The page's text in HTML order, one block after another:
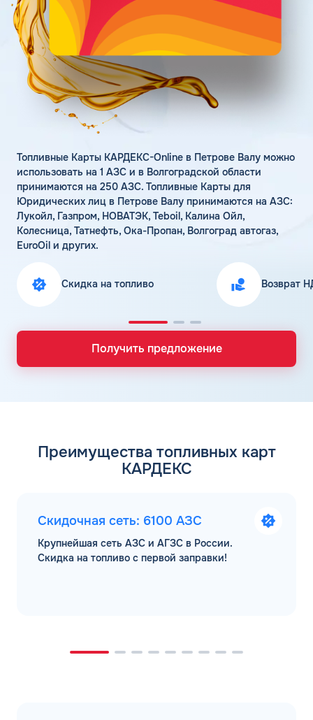
Статьи
Цена бензина и ДТ
Личный кабинет
Карта АЗС
Получить консультацию
Топливные Карты КАРДЕКС-Online в Петрове Валу можно
использовать на 1 АЗС и в Волгоградской области
принимаются на 250 АЗС. Топливные Карты для
Юридических лиц в Петрове Валу принимаются на АЗС:
Лукойл, Газпром, НОВАТЭК, Teboil, Калина Ойл,
Колесница, Татнефть, Ока-Пропан, Волгоград автогаз,
EuroOil и других.
Скидка на топливо Возврат
Получить предложение
Преимущества топливных карт
КАРДЕКС
Скидочная сеть: 6100 АЗС
Крупнейшая сеть АЗС и АГЗС в России.
Скидка на топливо с первой заправки!